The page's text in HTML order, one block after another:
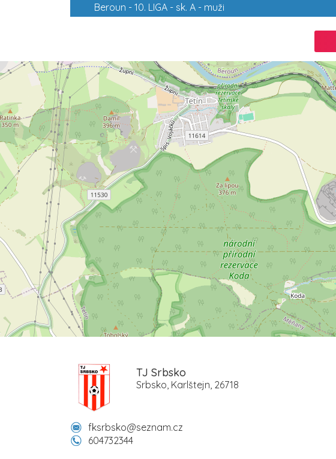
Beroun - 10. LIGA - sk. A - muži
TJ Srbsko
Srbsko, Karlštejn, 26718
fksrbsko@seznam.cz
604732344